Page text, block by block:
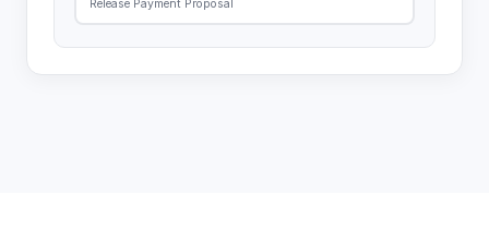
Release Payment Proposal